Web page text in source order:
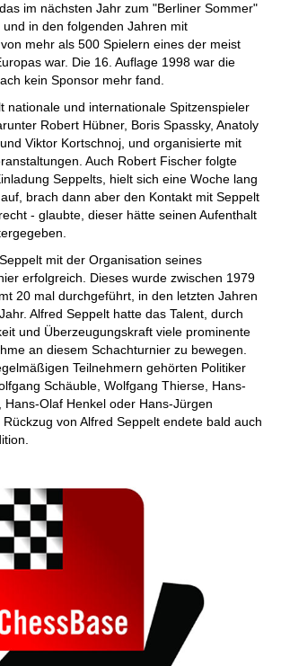
im nächsten Jahr zum "Berliner Sommer"
in den folgenden Jahren mit
mehr als 500 Spielern eines der meist
war. Die 16. Auflage 1998 war die
kein Sponsor mehr fand.
nationale und internationale Spitzenspieler
Robert Hübner, Boris Spassky, Anatoly
Viktor Kortschnoj, und organisierte mit
Auch Robert Fischer folgte
Seppelts, hielt sich eine Woche lang
brach dann aber den Kontakt mit Seppelt
- glaubte, dieser hätte seinen Aufenthalt
mit der Organisation seines
erfolgreich. Dieses wurde zwischen 1979
20 mal durchgeführt, in den letzten Jahren
Alfred Seppelt hatte das Talent, durch
und Überzeugungskraft viele prominente
an diesem Schachturnier zu bewegen.
Teilnehmern gehörten Politiker
Schäuble, Wolfgang Thierse, Hans-
Hans-Olaf Henkel oder Hans-Jürgen
von Alfred Seppelt endete bald auch